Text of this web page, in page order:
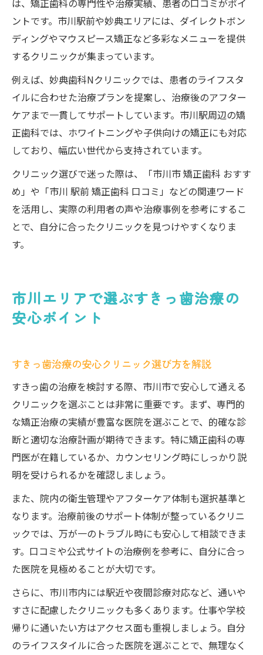
は、矯正歯科の専門性や治療実績、患者の口コミがポイ
ントです。市川駅前や妙典エリアには、ダイレクトボン
ディングやマウスピース矯正など多彩なメニューを提供
するクリニックが集まっています。
例えば、妙典歯科Nクリニックでは、患者のライフスタ
イルに合わせた治療プランを提案し、治療後のアフター
ケアまで一貫してサポートしています。市川駅周辺の矯
正歯科では、ホワイトニングや子供向けの矯正にも対応
しており、幅広い世代から支持されています。
クリニック選びで迷った際は、「市川市 矯正歯科 おすす
め」や「市川 駅前 矯正歯科 口コミ」などの関連ワード
を活用し、実際の利用者の声や治療事例を参考にするこ
とで、自分に合ったクリニックを見つけやすくなりま
す。
市川エリアで選ぶすきっ歯治療の
安心ポイント
すきっ歯治療の安心クリニック選び方を解説
すきっ歯の治療を検討する際、市川市で安心して通える
クリニックを選ぶことは非常に重要です。まず、専門的
な矯正治療の実績が豊富な医院を選ぶことで、的確な診
断と適切な治療計画が期待できます。特に矯正歯科の専
門医が在籍しているか、カウンセリング時にしっかり説
明を受けられるかを確認しましょう。
また、院内の衛生管理やアフターケア体制も選択基準と
なります。治療前後のサポート体制が整っているクリニ
ックでは、万が一のトラブル時にも安心して相談できま
す。口コミや公式サイトの治療例を参考に、自分に合っ
た医院を見極めることが大切です。
さらに、市川市内には駅近や夜間診療対応など、通いや
すさに配慮したクリニックも多くあります。仕事や学校
帰りに通いたい方はアクセス面も重視しましょう。自分
のライフスタイルに合った医院を選ぶことで、無理なく